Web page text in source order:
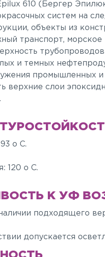
610 (Бергер
систем на
объекты из
транспорт, морское
и темных
промышленных и
верхние слои
o C.
120 o C.
К УФ
подходящего
допускается